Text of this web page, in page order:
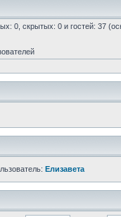
0, скрытых: 0 и гостей: 37
Елизавета